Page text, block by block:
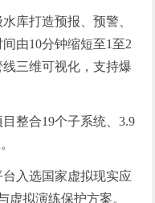
库打造预报、预警、
由10分钟缩短至1至2
三维可视化，支持爆
整合19个子系统、3.9
入选国家虚拟现实应
虚拟演练保护方案。